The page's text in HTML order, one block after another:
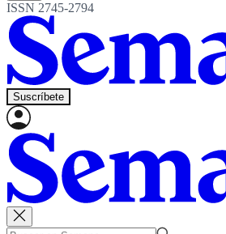
ISSN 2745-2794
Suscríbete